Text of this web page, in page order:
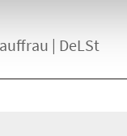
| DeLSt